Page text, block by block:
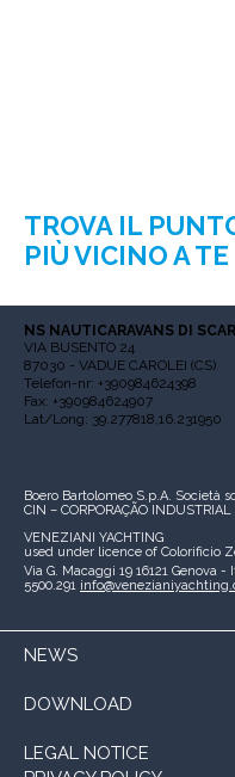
TROVA IL
PIÙ VICINO A TE
NS NAUTICARAVANS DI
VIA BUSENTO 24
87030 - VADUE CAROLEI (CS)
Telefon-nr: +390984624398
Fax: +390984624907
Lat/Long: 39.277818,16.231950
Boero Bartolomeo S.p.A. Società
CIN – CORPORAÇÃO INDUSTRIAL
VENEZIANI YACHTING
used under licence of Colorificio
Via G. Macaggi 19 16121 Genova -
5500.291
NEWS
DOWNLOAD
LEGAL NOTICE